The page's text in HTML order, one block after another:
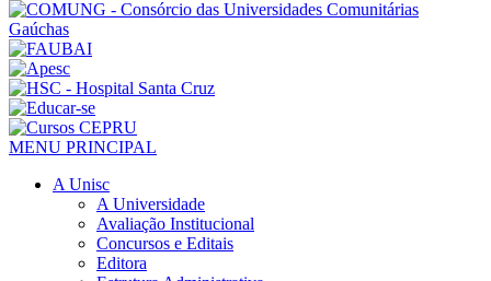
MENU PRINCIPAL
A Unisc
A Universidade
Avaliação Institucional
Concursos e Editais
Editora